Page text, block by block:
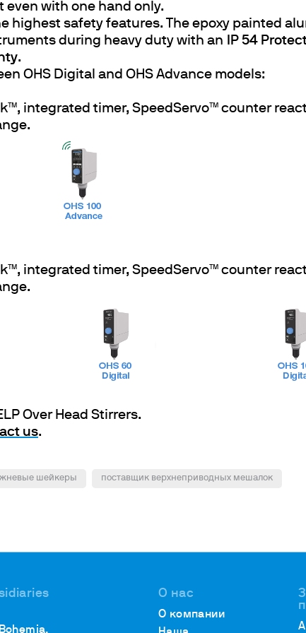
with one hand only.
highest safety features. The epoxy painted
during heavy duty with an
IP 54
.
OHS Digital and OHS Advance models:
integrated timer, SpeedServo™ counter
integrated timer, SpeedServo™ counter
Over Head Stirrers.
us.
шейкеры поставщик верхнеприводных мешалок
О нас
О компании